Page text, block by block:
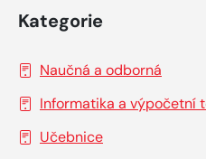
Kategorie
Naučná a odborná
Informatika a výpočetní
Učebnice